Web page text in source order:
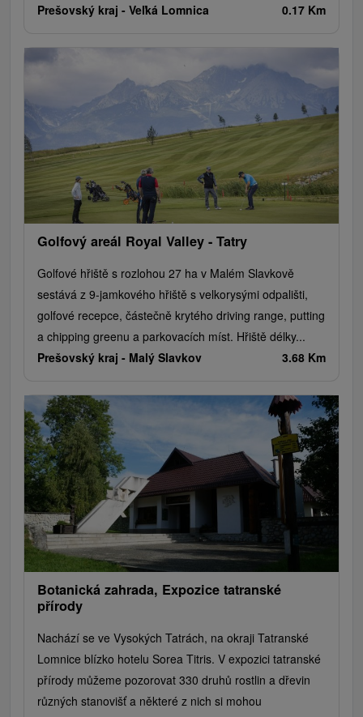
Prešovský kraj - Veľká Lomnica 0.17 Km
Golfový areál Royal Valley - Tatry
Golfové hřiště s rozlohou 27 ha v Malém Slavkově
sestává z 9-jamkového hřiště s velkorysými odpališti,
golfové recepce, částečně krytého driving range, putting
a chipping greenu a parkovacích míst. Hřiště délky...
Prešovský kraj - Malý Slavkov 3.68 Km
Botanická zahrada, Expozice tatranské
přírody
Nachází se ve Vysokých Tatrách, na okraji Tatranské
Lomnice blízko hotelu Sorea Titris. V expozici tatranské
přírody můžeme pozorovat 330 druhů rostlin a dřevin
různých stanovišť a některé z nich si mohou